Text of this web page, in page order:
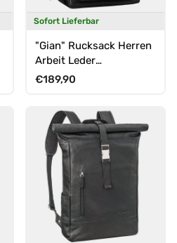
Sofort Lieferbar
"Gian" Rucksack Herren
Arbeit Leder
Damenrucksack Groß
Normaler Preis
€189,90